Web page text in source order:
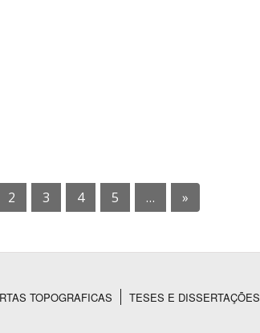
2 3 4 5 … »
TOPOGRAFICAS TESES E DISSERTAÇÕES